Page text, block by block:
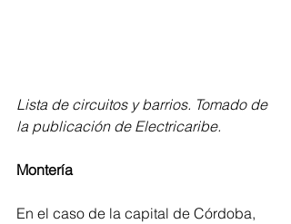
Lista de circuitos y barrios. Tomado de
la publicación de Electricaribe.
Montería
En el caso de la capital de Córdoba,